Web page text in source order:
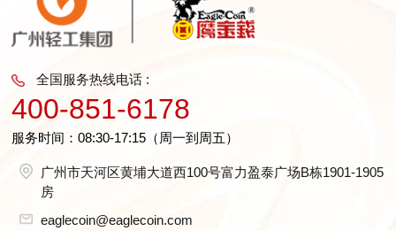
全国服务热线电话 :
400-851-6178
服务时间：08:30-17:15（周一到周五）
广州市天河区黄埔大道西100号富力盈泰广场B栋1901-1905
房
eaglecoin@eaglecoin.com